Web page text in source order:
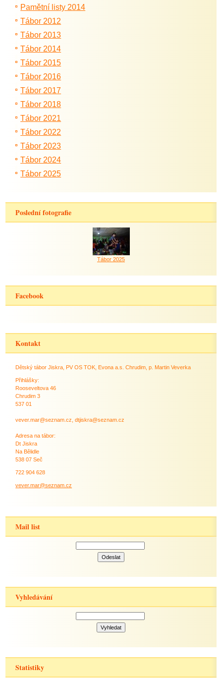
Pamětní listy 2014
Tábor 2012
Tábor 2013
Tábor 2014
Tábor 2015
Tábor 2016
Tábor 2017
Tábor 2018
Tábor 2021
Tábor 2022
Tábor 2023
Tábor 2024
Tábor 2025
Poslední fotografie
Tábor 2025
Facebook
Kontakt
Dětský tábor Jiskra, PV OS TOK, Evona a.s. Chrudim, p. Martin Veverka
Přihlášky:
Rooseveltova 46
Chrudim 3
537 01
vever.mar@seznam.cz, dtjiskra@seznam.cz
Adresa na tábor:
Dt Jiskra
Na Bělidle
538 07 Seč
722 904 628
vever.mar@seznam.cz
Mail list
Vyhledávání
Statistiky